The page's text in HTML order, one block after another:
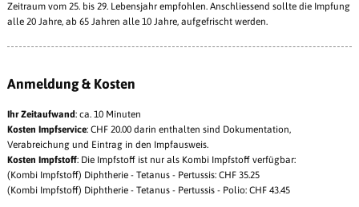
Zeitraum vom 25. bis 29. Lebensjahr empfohlen. Anschliessend sollte die Impfung
alle 20 Jahre, ab 65 Jahren alle 10 Jahre, aufgefrischt werden.
Anmeldung & Kosten
Ihr Zeitaufwand: ca. 10 Minuten
Kosten Impfservice: CHF 20.00 darin enthalten sind Dokumentation,
Verabreichung und Eintrag in den Impfausweis.
Kosten Impfstoff: Die Impfstoff ist nur als Kombi Impfstoff verfügbar:
(Kombi Impfstoff) Diphtherie - Tetanus - Pertussis: CHF 35.25
(Kombi Impfstoff) Diphtherie - Tetanus - Pertussis - Polio: CHF 43.45